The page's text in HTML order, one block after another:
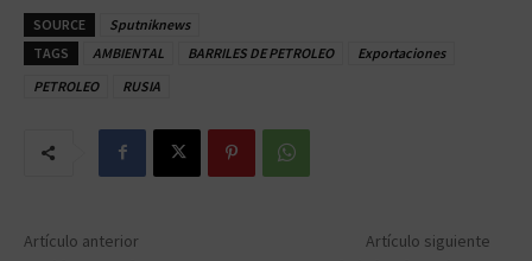
SOURCE
Sputniknews
TAGS
AMBIENTAL BARRILES DE PETROLEO
Exportaciones
PETROLEO
RUSIA
Artículo anterior Artículo siguiente